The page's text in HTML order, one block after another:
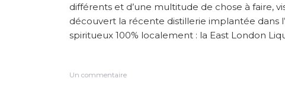
différents et d’une multitude de chose à faire,
découvert la récente distillerie implantée dans
spiritueux 100% localement : la East London
Un commentaires